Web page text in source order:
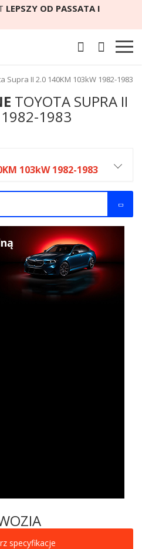
LEPSZY OD PASSATA I
II 2.0 140KM 103kW 1982-1983
TOYOTA SUPRA II
1983
specyfikacje
103kW 1982-1983